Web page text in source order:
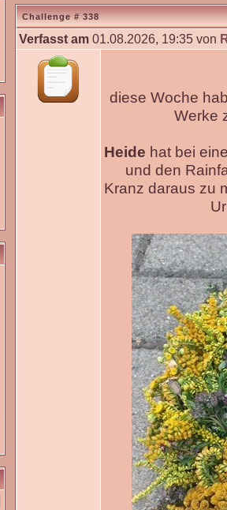
Challenge # 338
Verfasst am 01.08.2026, 19:35 von
diese Woche
Werke
Heide hat bei
und den
Kranz daraus zu